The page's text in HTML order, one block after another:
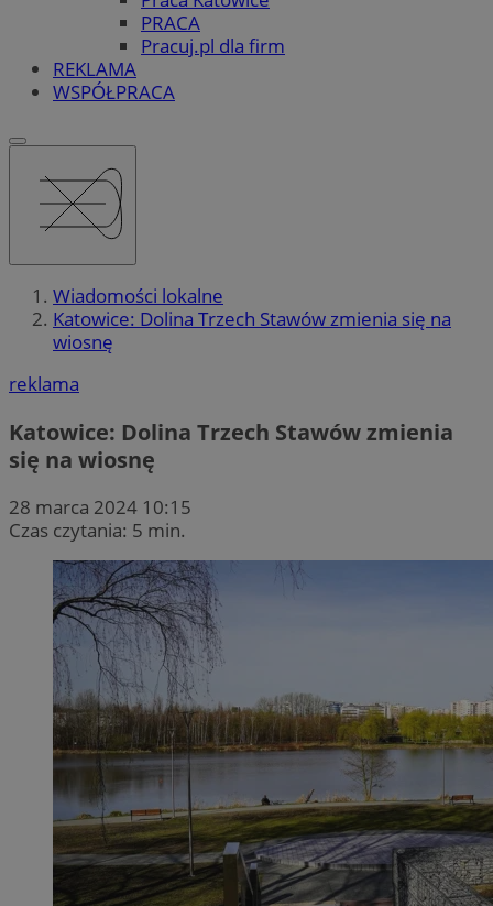
PRACA
Pracuj.pl dla firm
REKLAMA
WSPÓŁPRACA
Wiadomości lokalne
Katowice: Dolina Trzech Stawów zmienia się na
wiosnę
reklama
Katowice: Dolina Trzech Stawów zmienia
się na wiosnę
28 marca 2024 10:15
Czas czytania: 5 min.